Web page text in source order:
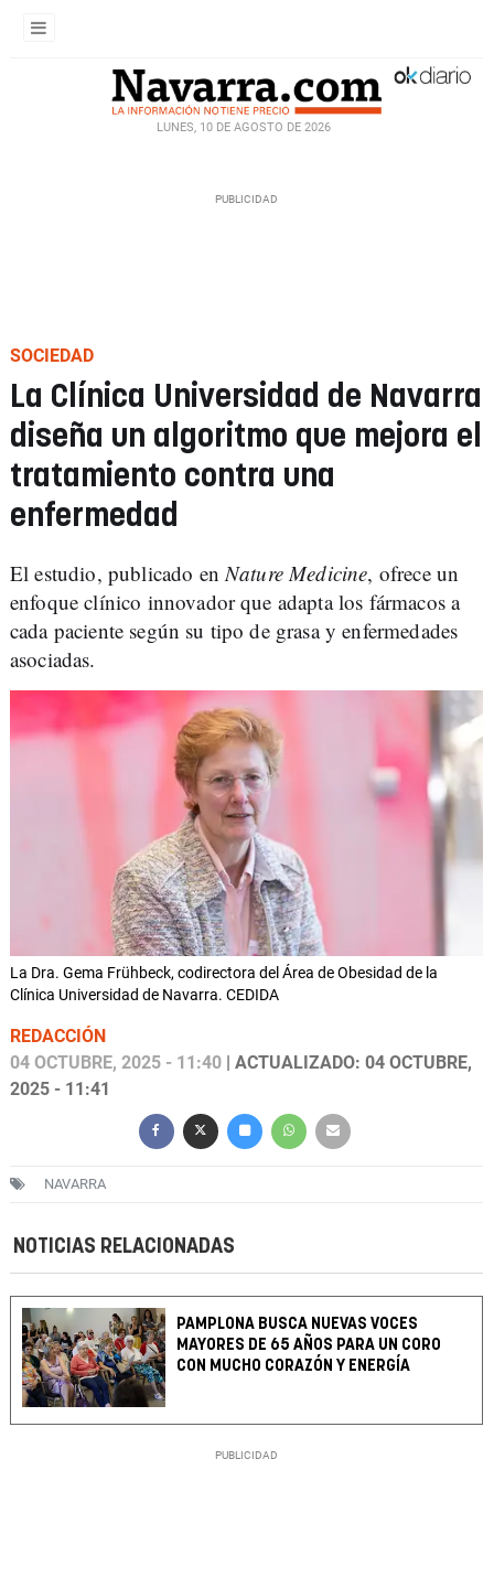
LUNES, 10 DE AGOSTO DE 2026
SOCIEDAD
La Clínica Universidad de Navarra
diseña un algoritmo que mejora el
tratamiento contra una
enfermedad
El estudio, publicado enNature Medicine, ofrece un
enfoque clínico innovador que adapta los fármacos a
cada paciente según su tipo de grasa y enfermedades
asociadas.
La Dra. Gema Frühbeck, codirectora del Área de Obesidad de la
Clínica Universidad de Navarra. CEDIDA
REDACCIÓN
04 OCTUBRE, 2025 - 11:40 | ACTUALIZADO: 04 OCTUBRE,
2025 - 11:41
NAVARRA
NOTICIAS RELACIONADAS
PAMPLONA BUSCA NUEVAS VOCES
MAYORES DE 65 AÑOS PARA UN CORO
CON MUCHO CORAZÓN Y ENERGÍA